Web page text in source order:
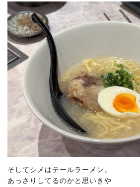
そしてシメはテールラーメン。
あっさりしてるのかと思いきや